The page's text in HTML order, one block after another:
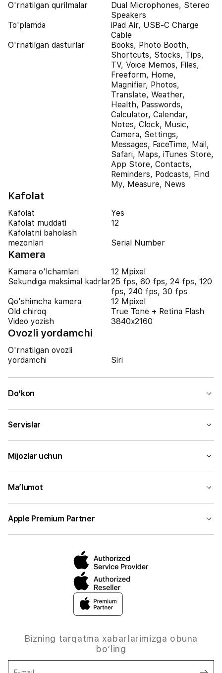
O'rnatilgan qurilmalar
Dual Microphones, Stereo
Speakers
To'plamda
iPad Air, USB-C Charge
Cable
O'rnatilgan dasturlar
Books, Photo Booth,
Shortcuts, Stocks, Tips,
TV, Voice Memos, Files,
Freeform, Home,
Magnifier, Photos,
Translate, Weather,
Health, Passwords,
Calculator, Calendar,
Notes, Clock, Music,
Camera, Settings,
Messages, FaceTime, Mail,
Safari, Maps, iTunes Store,
App Store, Contacts,
Reminders, Podcasts, Find
My, Measure, News
Kafolat
Kafolat
Yes
Kafolat muddati
12
Kafolatni baholash
mezonlari
Serial Number
Kamera
Kamera o'lchamlari
12 Mpixel
Sekundiga maksimal kadrlar25 fps, 60 fps, 24 fps, 120
fps, 240 fps, 30 fps
Qo'shimcha kamera
12 Mpixel
Old chiroq
True Tone + Retina Flash
Video yozish
3840x2160
Ovozli yordamchi
O'rnatilgan ovozli
yordamchi
Siri
Do‘kon
Servislar
Mijozlar uchun
Ma’lumot
Apple Premium Partner
Bizning tarqatma xabarlarimizga obuna
bo‘ling